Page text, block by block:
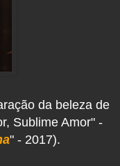
da beleza de
Sublime Amor" -
" - 2017).